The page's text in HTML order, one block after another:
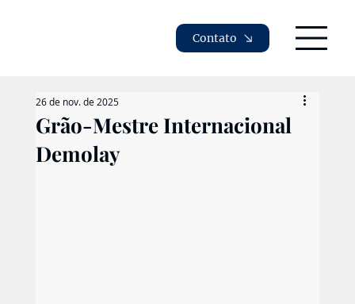
Contato
Grão-Mestre Internacional
Demolay
26 de nov. de 2025